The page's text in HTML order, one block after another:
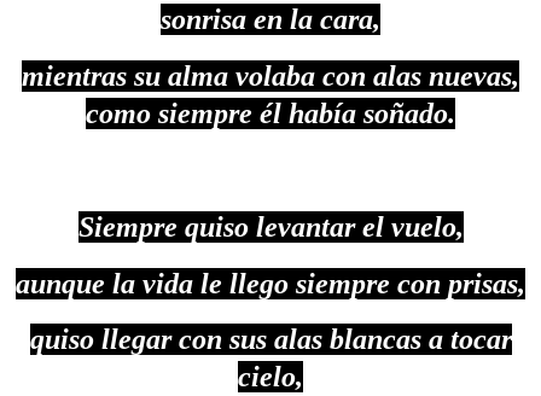
sonrisa en la cara,
mientras su alma volaba con alas nuevas,
como siempre él había soñado.
Siempre quiso levantar el vuelo,
aunque la vida le llego siempre con prisas,
quiso llegar con sus alas blancas a tocar
cielo,